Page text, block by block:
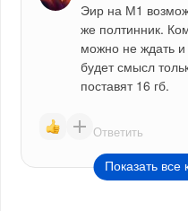
Эир на М1
же полтинник.
можно не ждать
будет смысл
поставят 16 гб.
Ответить
Показать